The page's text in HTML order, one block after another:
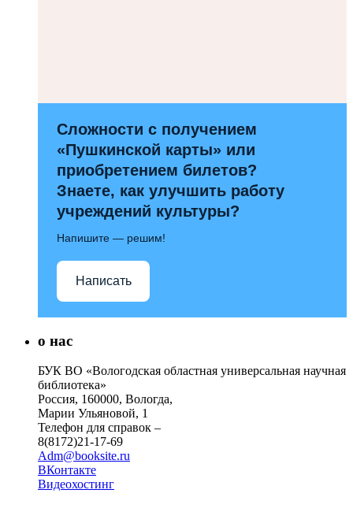
Сложности с получением
«Пушкинской карты» или
приобретением билетов?
Знаете, как улучшить работу
учреждений культуры?
Напишите — решим!
Написать
о нас
БУК ВО «Вологодская областная универсальная научная
библиотека»
Россия, 160000, Вологда,
Марии Ульяновой, 1
Телефон для справок –
8(8172)21-17-69
Adm@booksite.ru
ВКонтакте
Видеохостинг